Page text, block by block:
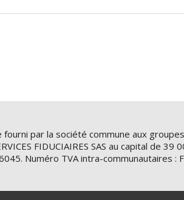
fourni par la société commune aux
FIDUCIAIRES SAS au capital de
Numéro TVA intra-communautaires :